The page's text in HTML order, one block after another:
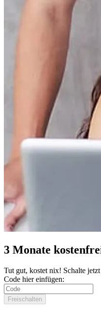
3 Monate
Tut gut, kostet nix! Schalte
Code hier einfügen:
Freischalten